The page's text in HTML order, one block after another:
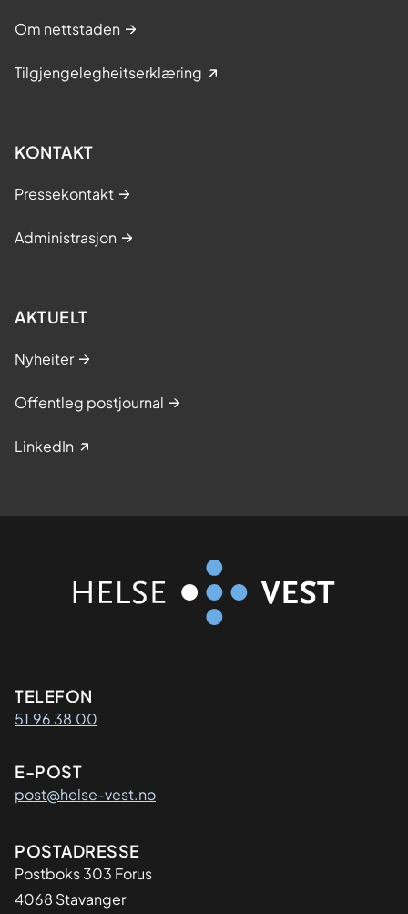
Om nettstaden
Tilgjengelegheitserklæring
KONTAKT
Pressekontakt
Administrasjon
AKTUELT
Nyheiter
Offentleg postjournal
LinkedIn
Kontaktinformasjon
TELEFON
51 96 38 00
E-POST
post@helse-vest.no
Adresse
POSTADRESSE
Postboks 303 Forus
4068 Stavanger